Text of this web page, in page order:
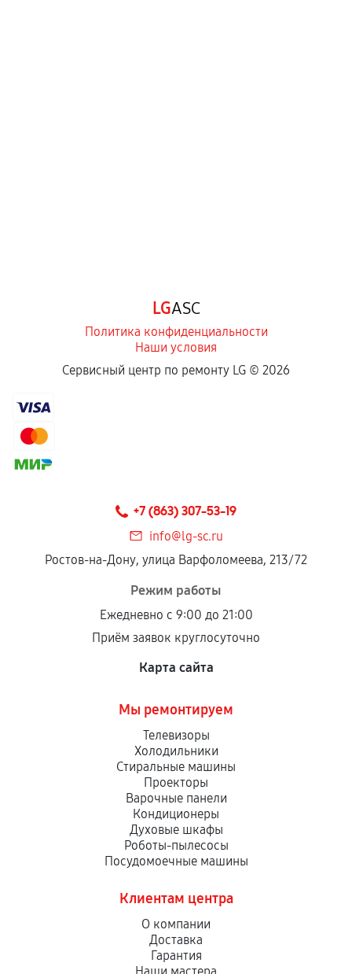
LGASC
Политика конфиденциальности
Наши условия
Сервисный центр по ремонту LG © 2026
+7 (863) 307-53-19
info@lg-sc.ru
Ростов-на-Дону, улица Варфоломеева, 213/72
Режим работы
Ежедневно с 9:00 до 21:00
Приём заявок круглосуточно
Карта сайта
Мы ремонтируем
Телевизоры
Холодильники
Стиральные машины
Проекторы
Варочные панели
Кондиционеры
Духовые шкафы
Роботы-пылесосы
Посудомоечные машины
Клиентам центра
О компании
Доставка
Гарантия